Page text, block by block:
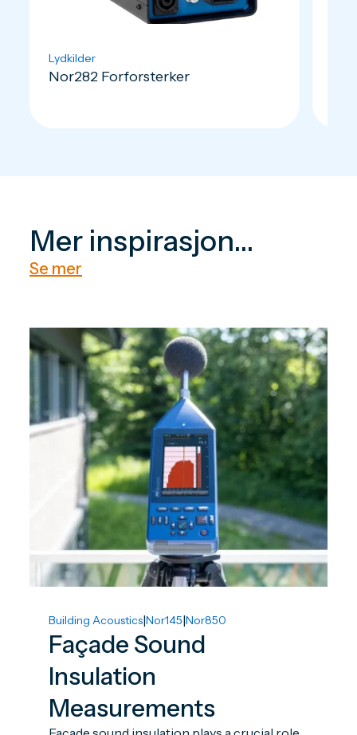
Lydkilder
Nor282 Forforsterker
Mer inspirasjon...
Se mer
Building Acoustics|Nor145|Nor850
Façade Sound
Insulation
Measurements